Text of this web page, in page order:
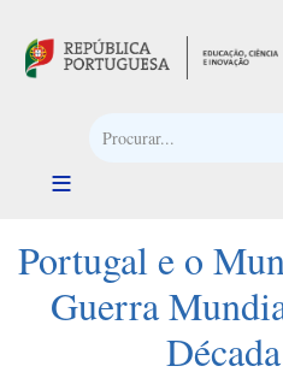
Portugal e o
Guerra